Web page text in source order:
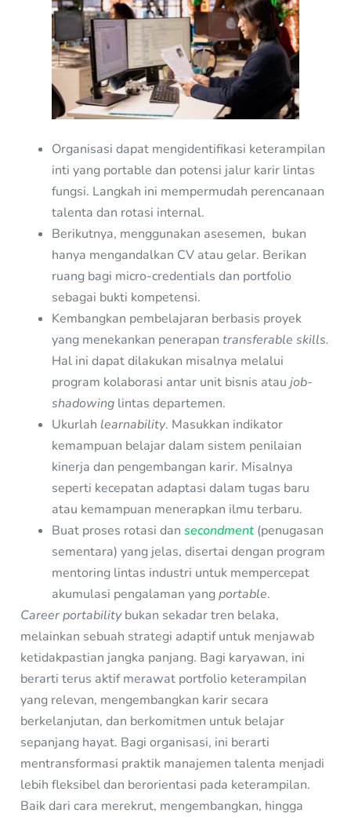
Organisasi dapat mengidentifikasi keterampilan
inti yang portable dan potensi jalur karir lintas
fungsi. Langkah ini mempermudah perencanaan
talenta dan rotasi internal.
Berikutnya, menggunakan asesemen, bukan
hanya mengandalkan CV atau gelar. Berikan
ruang bagi micro-credentials dan portfolio
sebagai bukti kompetensi.
Kembangkan pembelajaran berbasis proyek
yang menekankan penerapantransferable skills.
Hal ini dapat dilakukan misalnya melalui
program kolaborasi antar unit bisnis ataujob-
shadowing lintas departemen.
Ukurlah learnability. Masukkan indikator
kemampuan belajar dalam sistem penilaian
kinerja dan pengembangan karir. Misalnya
seperti kecepatan adaptasi dalam tugas baru
atau kemampuan menerapkan ilmu terbaru.
Buat proses rotasi dansecondment (penugasan
sementara) yang jelas, disertai dengan program
mentoring lintas industri untuk mempercepat
akumulasi pengalaman yangportable.
Career portabilitybukan sekadar tren belaka,
melainkan sebuah strategi adaptif untuk menjawab
ketidakpastian jangka panjang. Bagi karyawan, ini
berarti terus aktif merawat portfolio keterampilan
yang relevan, mengembangkan karir secara
berkelanjutan, dan berkomitmen untuk belajar
sepanjang hayat. Bagi organisasi, ini berarti
mentransformasi praktik manajemen talenta menjadi
lebih fleksibel dan berorientasi pada keterampilan.
Baik dari cara merekrut, mengembangkan, hingga